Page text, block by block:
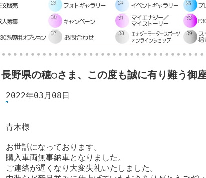
長野県の穂○さま、この度も誠に有り難う御
2022年03月08日
青木様
お世話になっております。
購入車両無事納車となりました。
ご連絡が遅くなり大変失礼いたしました。